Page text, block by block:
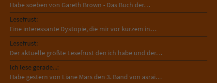
Habe soeben von Gareth Brown - Das Buch der…
Lesefrust:
Eine interessante Dystopie, die mir vor kurzem in…
Lesefrust:
Der aktuelle größte Lesefrust den ich habe und der…
Ich lese gerade...:
Habe gestern von Liane Mars den 3. Band von asrai…